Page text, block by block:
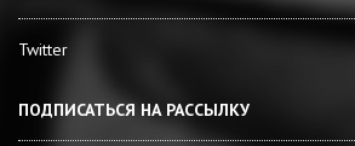
Twitter
ПОДПИСАТЬСЯ НА РАССЫЛКУ